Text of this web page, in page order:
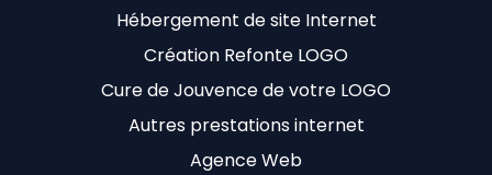
Hébergement de site Internet
Création Refonte LOGO
Cure de Jouvence de votre LOGO
Autres prestations internet
Agence Web